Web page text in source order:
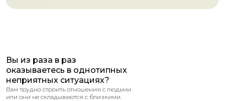
Вы из раза в раз
оказываетесь в однотипных
неприятных ситуациях?
Вам трудно строить отношения с людьми
или они не складываются с близкими.